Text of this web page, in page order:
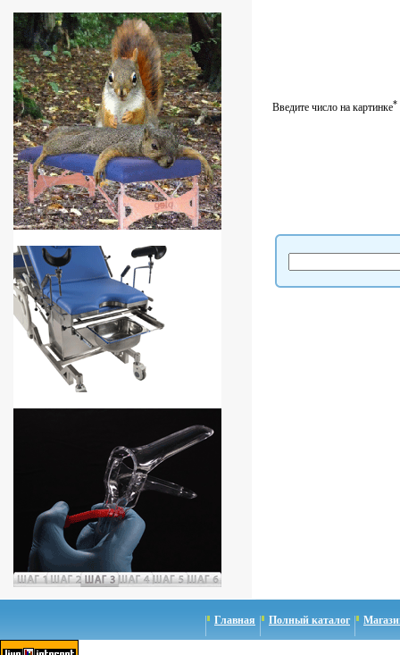
Введите число на картинке*
Главная Полный каталог